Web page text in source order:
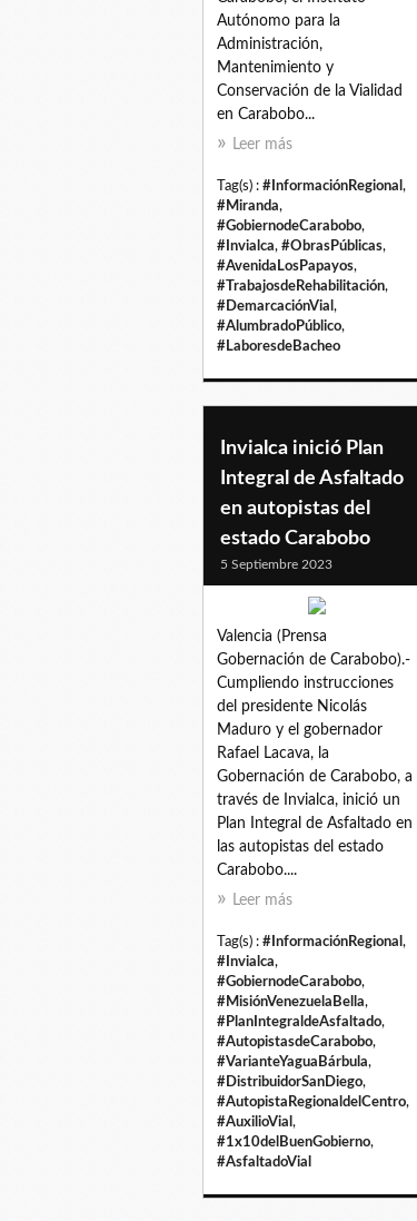
Autónomo para la
Administración,
Mantenimiento y
Conservación de la Vialidad
en Carabobo...
Leer más
Tag(s) : #InformaciónRegional ,
#Miranda,
#GobiernodeCarabobo,
#Invialca, #ObrasPúblicas,
#AvenidaLosPapayos,
#TrabajosdeRehabilitación,
#DemarcaciónVial ,
#AlumbradoPúblico,
#LaboresdeBacheo
Invialca inició Plan
Integral de Asfaltado
en autopistas del
estado Carabobo
5 Septiembre 2023
Valencia (Prensa
Gobernación de Carabobo).-
Cumpliendo instrucciones
del presidente Nicolás
Maduro y el gobernador
Rafael Lacava, la
Gobernación de Carabobo, a
través de Invialca, inició un
Plan Integral de Asfaltado en
las autopistas del estado
Carabobo....
Leer más
Tag(s) : #InformaciónRegional ,
#Invialca,
#GobiernodeCarabobo,
#MisiónVenezuelaBella,
#PlanIntegraldeAsfaltado,
#AutopistasdeCarabobo,
#VarianteYaguaBárbula,
#DistribuidorSanDiego,
#AutopistaRegionaldelCentro,
#AuxilioVial ,
#1x10delBuenGobierno,
#AsfaltadoVial